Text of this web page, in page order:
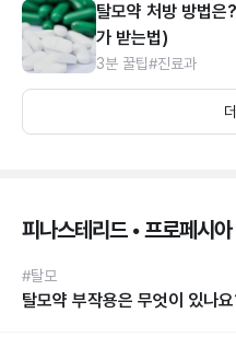
탈모약 처방 방법은
가 받는법)
3분 꿀팁#진료과
피나스테리드 • 프로페시
#탈모
탈모약 부작용은 무엇이 있나